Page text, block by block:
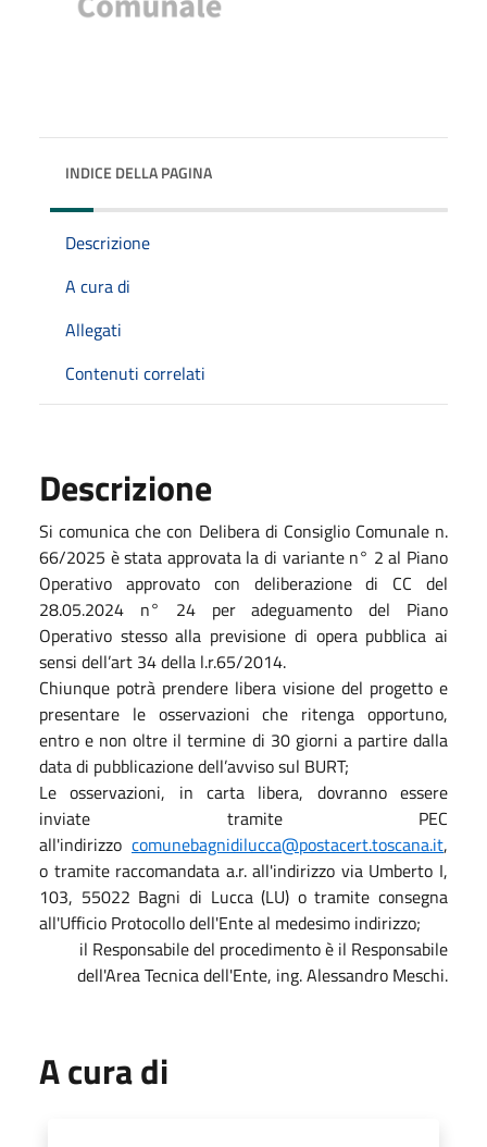
INDICE DELLA PAGINA
Descrizione
A cura di
Allegati
Contenuti correlati
Descrizione
Si comunica che con Delibera di Consiglio Comunale n.
66/2025 è stata approvata la di variante n° 2 al Piano
Operativo approvato con deliberazione di CC del
28.05.2024 n° 24 per adeguamento del Piano
Operativo stesso alla previsione di opera pubblica ai
sensi dell’art 34 della l.r.65/2014.
Chiunque potrà prendere libera visione del progetto e
presentare le osservazioni che ritenga opportuno,
entro e non oltre il termine di 30 giorni a partire dalla
data di pubblicazione dell’avviso sul BURT;
Le osservazioni, in carta libera, dovranno essere
inviate tramite PEC
all'indirizzo comunebagnidilucca@postacert.toscana.it,
o tramite raccomandata a.r. all'indirizzo via Umberto I,
103, 55022 Bagni di Lucca (LU) o tramite consegna
all'Ufficio Protocollo dell'Ente al medesimo indirizzo;
il Responsabile del procedimento è il Responsabile
dell'Area Tecnica dell'Ente, ing. Alessandro Meschi.
A cura di